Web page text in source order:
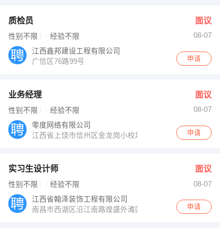
质检员 面议
性别不限 经验不限
08-07
江西鑫邦建设工程有限公司
广信区76路99号
申请
业务经理 面议
性别不限 经验不限
08-07
零度网络有限公司
江西省上饶市信州区金龙岗小校场2号401室
申请
实习生设计师 面议
性别不限 经验不限
08-07
江西省翰泽装饰工程有限公司
南昌市西湖区沿江南路煌盛外滩国际B座1820
申请